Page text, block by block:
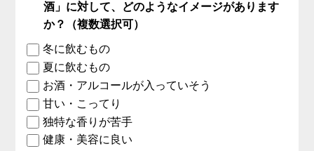
酒」に対して、どのようなイメージがあります
か？（複数選択可）
冬に飲むもの
夏に飲むもの
お酒・アルコールが入っていそう
甘い・こってり
独特な香りが苦手
健康・美容に良い